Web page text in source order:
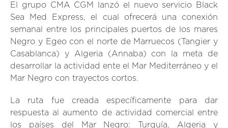
El grupo CMA CGM lanzó el nuevo servicio Black
Sea Med Express, el cual ofrecerá una conexión
semanal entre los principales puertos de los mares
Negro y Egeo con el norte de Marruecos (Tangier y
Casablanca) y Algeria (Annaba) con la meta de
desarrollar la actividad ente el Mar Mediterráneo y el
Mar Negro con trayectos cortos.
La ruta fue creada específicamente para dar
respuesta al aumento de actividad comercial entre
los países del Mar Negro: Turquía, Algeria y